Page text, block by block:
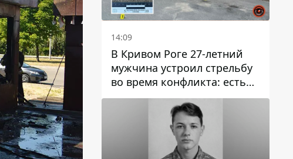
14:09
В Кривом Роге 27-летний
мужчина устроил стрельбу
во время конфликта: есть
раненый